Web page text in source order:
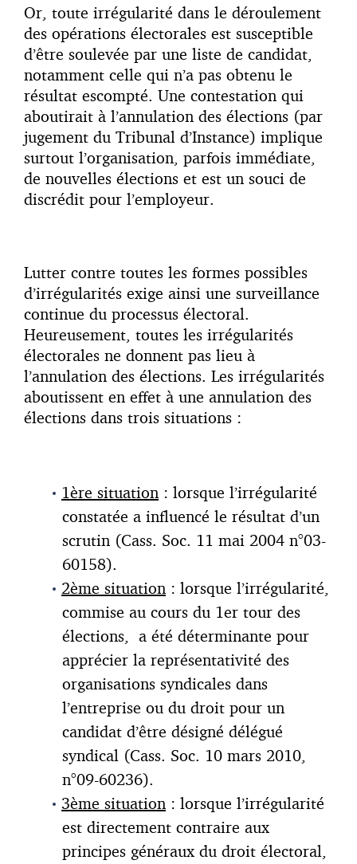
Or, toute irrégularité dans le déroulement
des opérations électorales est susceptible
d’être soulevée par une liste de candidat,
notamment celle qui n’a pas obtenu le
résultat escompté. Une contestation qui
aboutirait à l’annulation des élections (par
jugement du Tribunal d’Instance) implique
surtout l’organisation, parfois immédiate,
de nouvelles élections et est un souci de
discrédit pour l’employeur.
Lutter contre toutes les formes possibles
d’irrégularités exige ainsi une surveillance
continue du processus électoral.
Heureusement, toutes les irrégularités
électorales ne donnent pas lieu à
l’annulation des élections. Les irrégularités
aboutissent en effet à une annulation des
élections dans trois situations :
1ère situation : lorsque l’irrégularité
constatée a influencé le résultat d’un
scrutin (Cass. Soc. 11 mai 2004 n°03-
60158).
2ème situation : lorsque l’irrégularité,
commise au cours du 1er tour des
élections, a été déterminante pour
apprécier la représentativité des
organisations syndicales dans
l’entreprise ou du droit pour un
candidat d’être désigné délégué
syndical (Cass. Soc. 10 mars 2010,
n°09-60236).
3ème situation : lorsque l’irrégularité
est directement contraire aux
principes généraux du droit électoral,